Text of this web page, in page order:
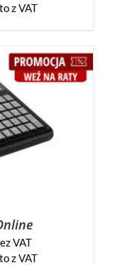
z VAT
VAT
z VAT